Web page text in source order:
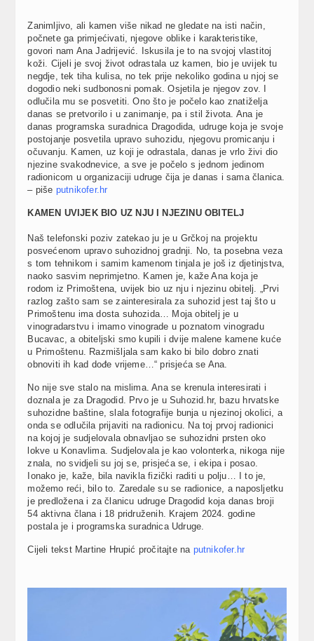
Zanimljivo, ali kamen više nikad ne gledate na isti način,
počnete ga primjećivati, njegove oblike i karakteristike,
govori nam Ana Jadrijević. Iskusila je to na svojoj vlastitoj
koži. Cijeli je svoj život odrastala uz kamen, bio je uvijek tu
negdje, tek tiha kulisa, no tek prije nekoliko godina u njoj se
dogodio neki sudbonosni pomak. Osjetila je njegov zov. I
odlučila mu se posvetiti. Ono što je počelo kao znatiželja
danas se pretvorilo i u zanimanje, pa i stil života. Ana je
danas programska suradnica Dragodida, udruge koja je svoje
postojanje posvetila upravo suhozidu, njegovu promicanju i
očuvanju. Kamen, uz koji je odrastala, danas je vrlo živi dio
njezine svakodnevice, a sve je počelo s jednom jedinom
radionicom u organizaciji udruge čija je danas i sama članica.
– piše putnikofer.hr
KAMEN UVIJEK BIO UZ NJU I NJEZINU OBITELJ
Naš telefonski poziv zatekao ju je u Grčkoj na projektu
posvećenom upravo suhozidnoj gradnji. No, ta posebna veza
s tom tehnikom i samim kamenom tinjala je još iz djetinjstva,
naoko sasvim neprimjetno. Kamen je, kaže Ana koja je
rodom iz Primoštena, uvijek bio uz nju i njezinu obitelj. „Prvi
razlog zašto sam se zainteresirala za suhozid jest taj što u
Primoštenu ima dosta suhozida… Moja obitelj je u
vinogradarstvu i imamo vinograde u poznatom vinogradu
Bucavac, a obiteljski smo kupili i dvije malene kamene kuće
u Primoštenu. Razmišljala sam kako bi bilo dobro znati
obnoviti ih kad dođe vrijeme…“ prisjeća se Ana.
No nije sve stalo na mislima. Ana se krenula interesirati i
doznala je za Dragodid. Prvo je u Suhozid.hr, bazu hrvatske
suhozidne baštine, slala fotografije bunja u njezinoj okolici, a
onda se odlučila prijaviti na radionicu. Na toj prvoj radionici
na kojoj je sudjelovala obnavljao se suhozidni prsten oko
lokve u Konavlima. Sudjelovala je kao volonterka, nikoga nije
znala, no svidjeli su joj se, prisjeća se, i ekipa i posao.
Ionako je, kaže, bila navikla fizički raditi u polju… I to je,
možemo reći, bilo to. Zaredale su se radionice, a naposljetku
je predložena i za članicu udruge Dragodid koja danas broji
54 aktivna člana i 18 pridruženih. Krajem 2024. godine
postala je i programska suradnica Udruge.
Cijeli tekst Martine Hrupić pročitajte na putnikofer.hr